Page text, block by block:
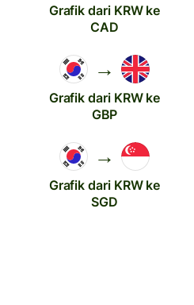
Grafik dari KRW ke
CAD
→
Grafik dari KRW ke
GBP
→
Grafik dari KRW ke
SGD